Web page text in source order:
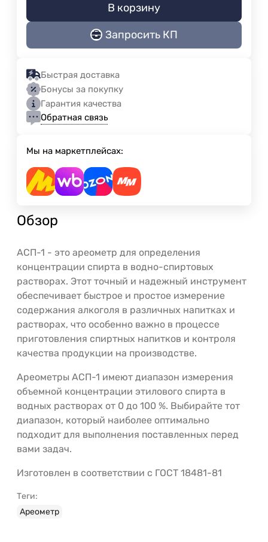
В корзину
Запросить КП
Быстрая доставка
Бонусы за покупку
Гарантия качества
Обратная связь
Мы на маркетплейсах:
Обзор
АСП-1 - это ареометр для определения
концентрации спирта в водно-спиртовых
растворах. Этот точный и надежный инструмент
обеспечивает быстрое и простое измерение
содержания алкоголя в различных напитках и
растворах, что особенно важно в процессе
приготовления спиртных напитков и контроля
качества продукции на производстве.
Ареометры АСП-1 имеют диапазон измерения
объемной концентрации этилового спирта в
водных растворах от 0 до 100 %. Выбирайте тот
диапазон, который наиболее оптимально
подходит для выполнения поставленных перед
вами задач.
Изготовлен в соответствии с ГОСТ 18481-81
Теги:
Ареометр